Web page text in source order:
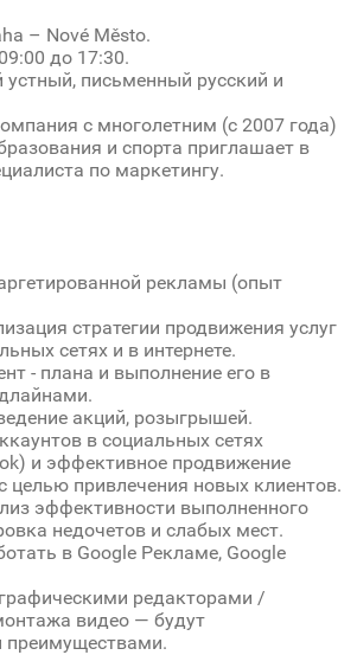
– Nové Město.
до 17:30.
письменный русский и
с многолетним (с 2007 года)
и спорта приглашает в
по маркетингу.
рекламы (опыт
стратегии продвижения услуг
сетях и в интернете.
- плана и выполнение его в
акций, розыгрышей.
в социальных сетях
и эффективное продвижение
целью привлечения новых клиентов.
эффективности выполненного
недочетов и слабых мест.
в Google Рекламе, Google
редакторами /
видео — будут